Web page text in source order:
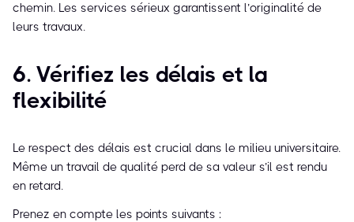
chemin. Les services sérieux garantissent l’originalité de
leurs travaux.
6. Vérifiez les délais et la
flexibilité
Le respect des délais est crucial dans le milieu universitaire.
Même un travail de qualité perd de sa valeur s’il est rendu
en retard.
Prenez en compte les points suivants :